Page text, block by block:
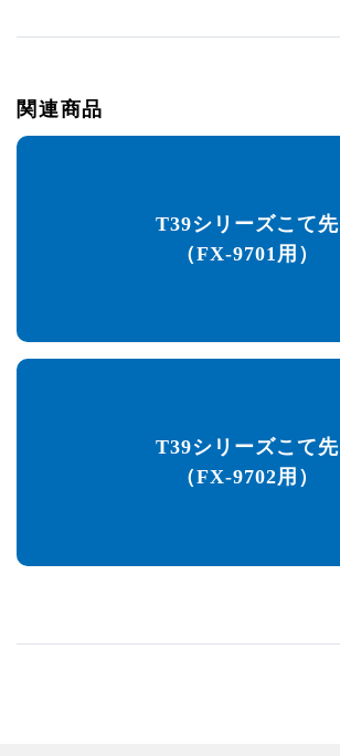
関連商品
T39シリーズこて先
（FX-9701用）
T39シリーズこて先
（FX-9702用）